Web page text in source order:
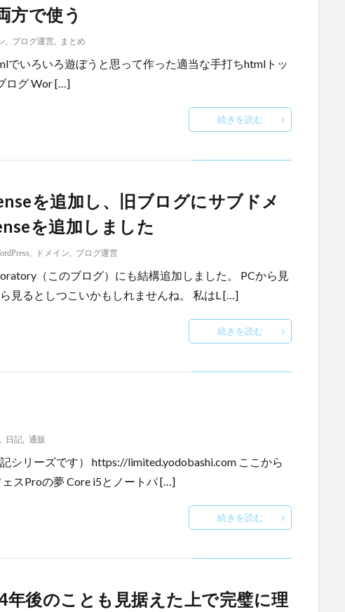
方で使う
ブログ運営 まとめ
でいろいろ遊ぼうと思って作った適当な手打ちhtmlトッ
ログ Wor […]
続きを読む
を追加し、旧ブログにサブドメ
を追加しました
ドメイン ブログ運営
（このブログ）にも結構追加しました。 PCから見
見るとしつこいかもしれませんね。 私はL […]
続きを読む
日記 通販
シリーズです） https://limited.yodobashi.com ここから
スProの夢 Core i5とノートパ […]
続きを読む
年後のことも見据えた上で完璧に理